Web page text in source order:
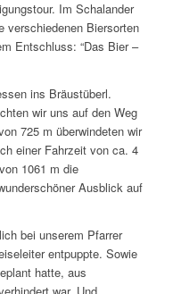
Im Schalander
verschiedenen Biersorten
Entschluss: “Das Bier –
ins Bräustüberl.
wir uns auf den Weg
725 m überwindeten wir
einer Fahrzeit von ca. 4
1061 m die
Ausblick auf
bei unserem Pfarrer
entpuppte. Sowie
hatte, aus